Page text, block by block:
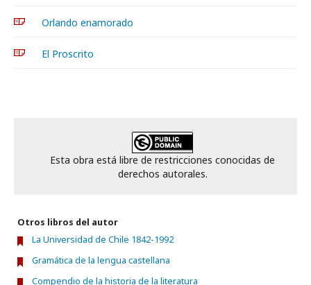
Orlando enamorado
El Proscrito
Esta obra está libre de restricciones conocidas de
derechos autorales.
Otros libros del autor
La Universidad de Chile 1842-1992
Gramática de la lengua castellana
Compendio de la historia de la literatura